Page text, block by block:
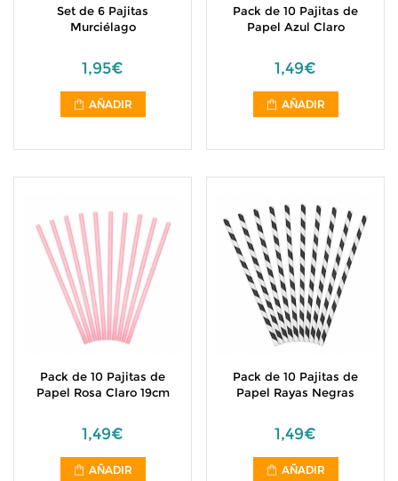
Set de 6 Pajitas
Murciélago
1,95€
AÑADIR
Pack de 10 Pajitas de
Papel Azul Claro
1,49€
AÑADIR
Pack de 10 Pajitas de
Papel Rosa Claro 19cm
1,49€
AÑADIR
Pack de 10 Pajitas de
Papel Rayas Negras
1,49€
AÑADIR